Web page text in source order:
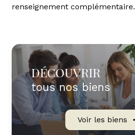
DÉCOUVRIR
tous nos biens
Voir les biens
renseignement complémentaire.